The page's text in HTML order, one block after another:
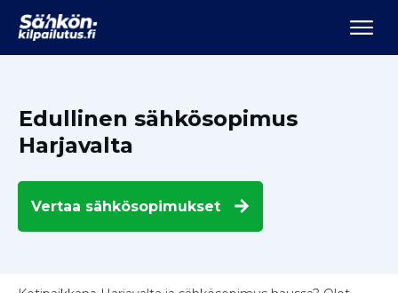
Edullinen sähkösopimus
Harjavalta
Vertaa sähkösopimukset